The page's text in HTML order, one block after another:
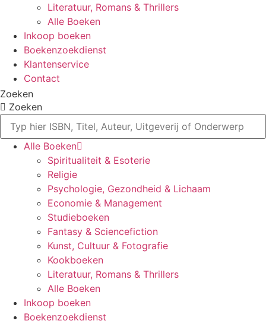
Literatuur, Romans & Thrillers
Alle Boeken
Inkoop boeken
Boekenzoekdienst
Klantenservice
Contact
Zoeken
Zoeken
Alle Boeken
Spiritualiteit & Esoterie
Religie
Psychologie, Gezondheid & Lichaam
Economie & Management
Studieboeken
Fantasy & Sciencefiction
Kunst, Cultuur & Fotografie
Kookboeken
Literatuur, Romans & Thrillers
Alle Boeken
Inkoop boeken
Boekenzoekdienst